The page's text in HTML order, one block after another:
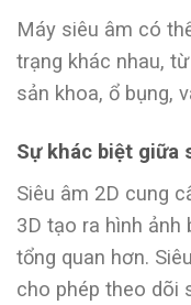
Máy siêu âm có
trạng khác nhau,
sản khoa, ổ bụng,
Sự khác biệt giữa
Siêu âm 2D cung
3D tạo ra hình ảnh
tổng quan hơn.
cho phép theo dõi